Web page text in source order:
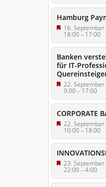
Hamburg
16. September
18:00– 17:00
Banken
für IT-
22. September
9:00–17:00
CORPORATE
22. September
10:00– 18:00
23. September
22:00–4:00